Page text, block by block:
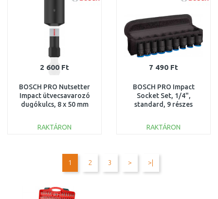
2 600 Ft
BOSCH PRO Nutsetter
Impact ütvecsavarozó
dugókulcs, 8 x 50 mm
RAKTÁRON
Összehasonlítás
7 490 Ft
BOSCH PRO Impact
Socket Set, 1/4",
standard, 9 részes
RAKTÁRON
Összehasonlítás
1 2 3 > >|